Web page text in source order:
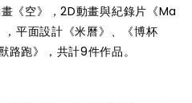
《空》，2D動畫與紀錄片《Ma
平面設計《米曆》、《博杯
路跑》，共計9件作品。